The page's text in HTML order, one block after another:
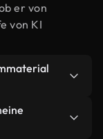
er von
von KI